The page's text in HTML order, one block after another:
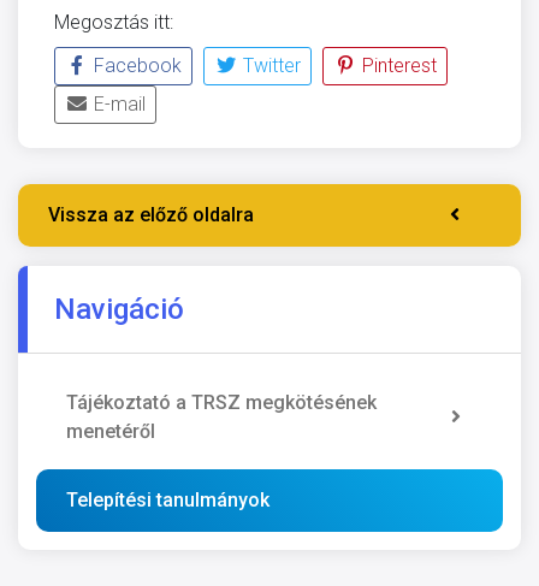
Megosztás itt:
Facebook
Twitter
Pinterest
E-mail
Vissza az előző oldalra
Navigáció
Tájékoztató a TRSZ megkötésének
menetéről
Telepítési tanulmányok